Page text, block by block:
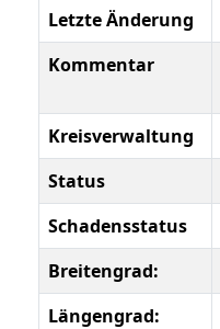
Letzte Änderung
Kommentar
Kreisverwaltung
Status
Schadensstatus
Breitengrad:
Längengrad: